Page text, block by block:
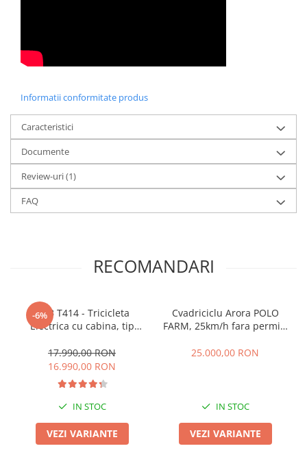
Informatii conformitate produs
Caracteristici
Documente
Review-uri(1)
FAQ
RECOMANDARI
-6%
RDB T414 - Tricicleta
Electrica cu cabina, tip
viteza max 25km/h, 1000W,
2 locuri, baterie 60V 52Ah,
autonomie maxima 69km
17.990,00 RON
16.990,00 RON
IN STOC
VEZI VARIANTE
Cvadriciclu Arora POLO
FARM, 25km/h fara permis,
fata, CIV inclus
25.000,00 RON
IN STOC
VEZI VARIANTE